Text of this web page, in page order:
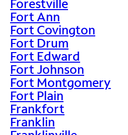
Forestville
Fort Ann
Fort Covington
Fort Drum
Fort Edward
Fort Johnson
Fort Montgomery
Fort Plain
Frankfort
Franklin